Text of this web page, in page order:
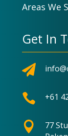
Areas We
Get In

 +61

77